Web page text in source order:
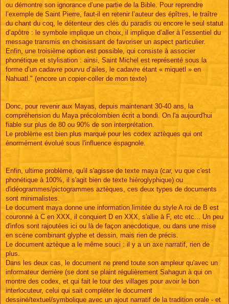
ou démontre son ignorance d’une partie de la Bible. Pour reprendre
l’exemple de Saint Pierre, faut-il en retenir l’auteur des épîtres, le traître
du chant du coq, le détenteur des clés du paradis ou encore le seul statut
d’apôtre : le symbole implique un choix, il implique d’aller à l’essentiel du
message transmis en choisissant de favoriser un aspect particulier.
Enfin, une troisième option est possible, qui consiste à associer
phonétique et stylisation : ainsi, Saint Michel est représenté sous la
forme d’un cadavre pourvu d’ailes, le cadavre étant « miquetl » en
Nahuatl." (encore un copier-coller de mon texte)
Donc, pour revenir aux Mayas, depuis maintenant 30-40 ans, la
compréhension du Maya précolombien écrit a bondi. On l'a aujourd'hui
fiable sur plus de 80 ou 90% de son interprétation.
Le problème est bien plus marqué pour les codex aztèques qui ont
énormément évolué sous l'influence espagnole.
Enfin, ultime problème, qu'il s'agisse de texte maya (car, vu que c'est
phonétique à 100%, il s'agit bien de texte hiéroglyphique) ou
d'idéogrammes/pictogrammes aztèques, ces deux types de documents
sont minimalistes.
Le document maya donne une information limitée du style A roi de B est
couronné à C en XXX, il conquiert D en XXX, s'allie à F, etc etc... Un peu
d'infos sont rajoutées ici ou là de façon anecdotique, ou dans une mise
en scène combinant glyphe et dessin, mais rien de précis.
Le document aztèque a le même souci : il y a un axe narratif, rien de
plus.
Dans les deux cas, le document ne prend toute son ampleur qu'avec un
informateur derrière (se dont se plaint régulièrement Sahagun à qui on
montre des codex, et qui fait le tour des villages pour avoir le bon
interlocuteur, celui qui sait compléter le document
dessiné/textuel/symbolique avec un ajout narratif de la tradition orale - et